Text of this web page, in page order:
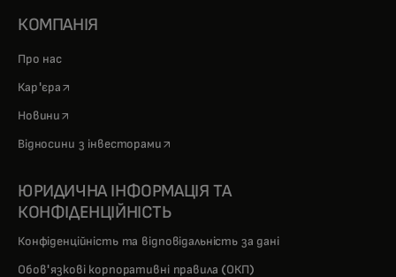
КОМПАНІЯ
Про нас
Кар'єра opens in a new tab
Новини opens in a new tab
Відносини з інвесторамиopens in a new tab
ЮРИДИЧНА ІНФОРМАЦІЯ ТА
КОНФІДЕНЦІЙНІСТЬ
Конфіденційність та відповідальність за дані
Обов'язкові корпоративні правила (ОКП)